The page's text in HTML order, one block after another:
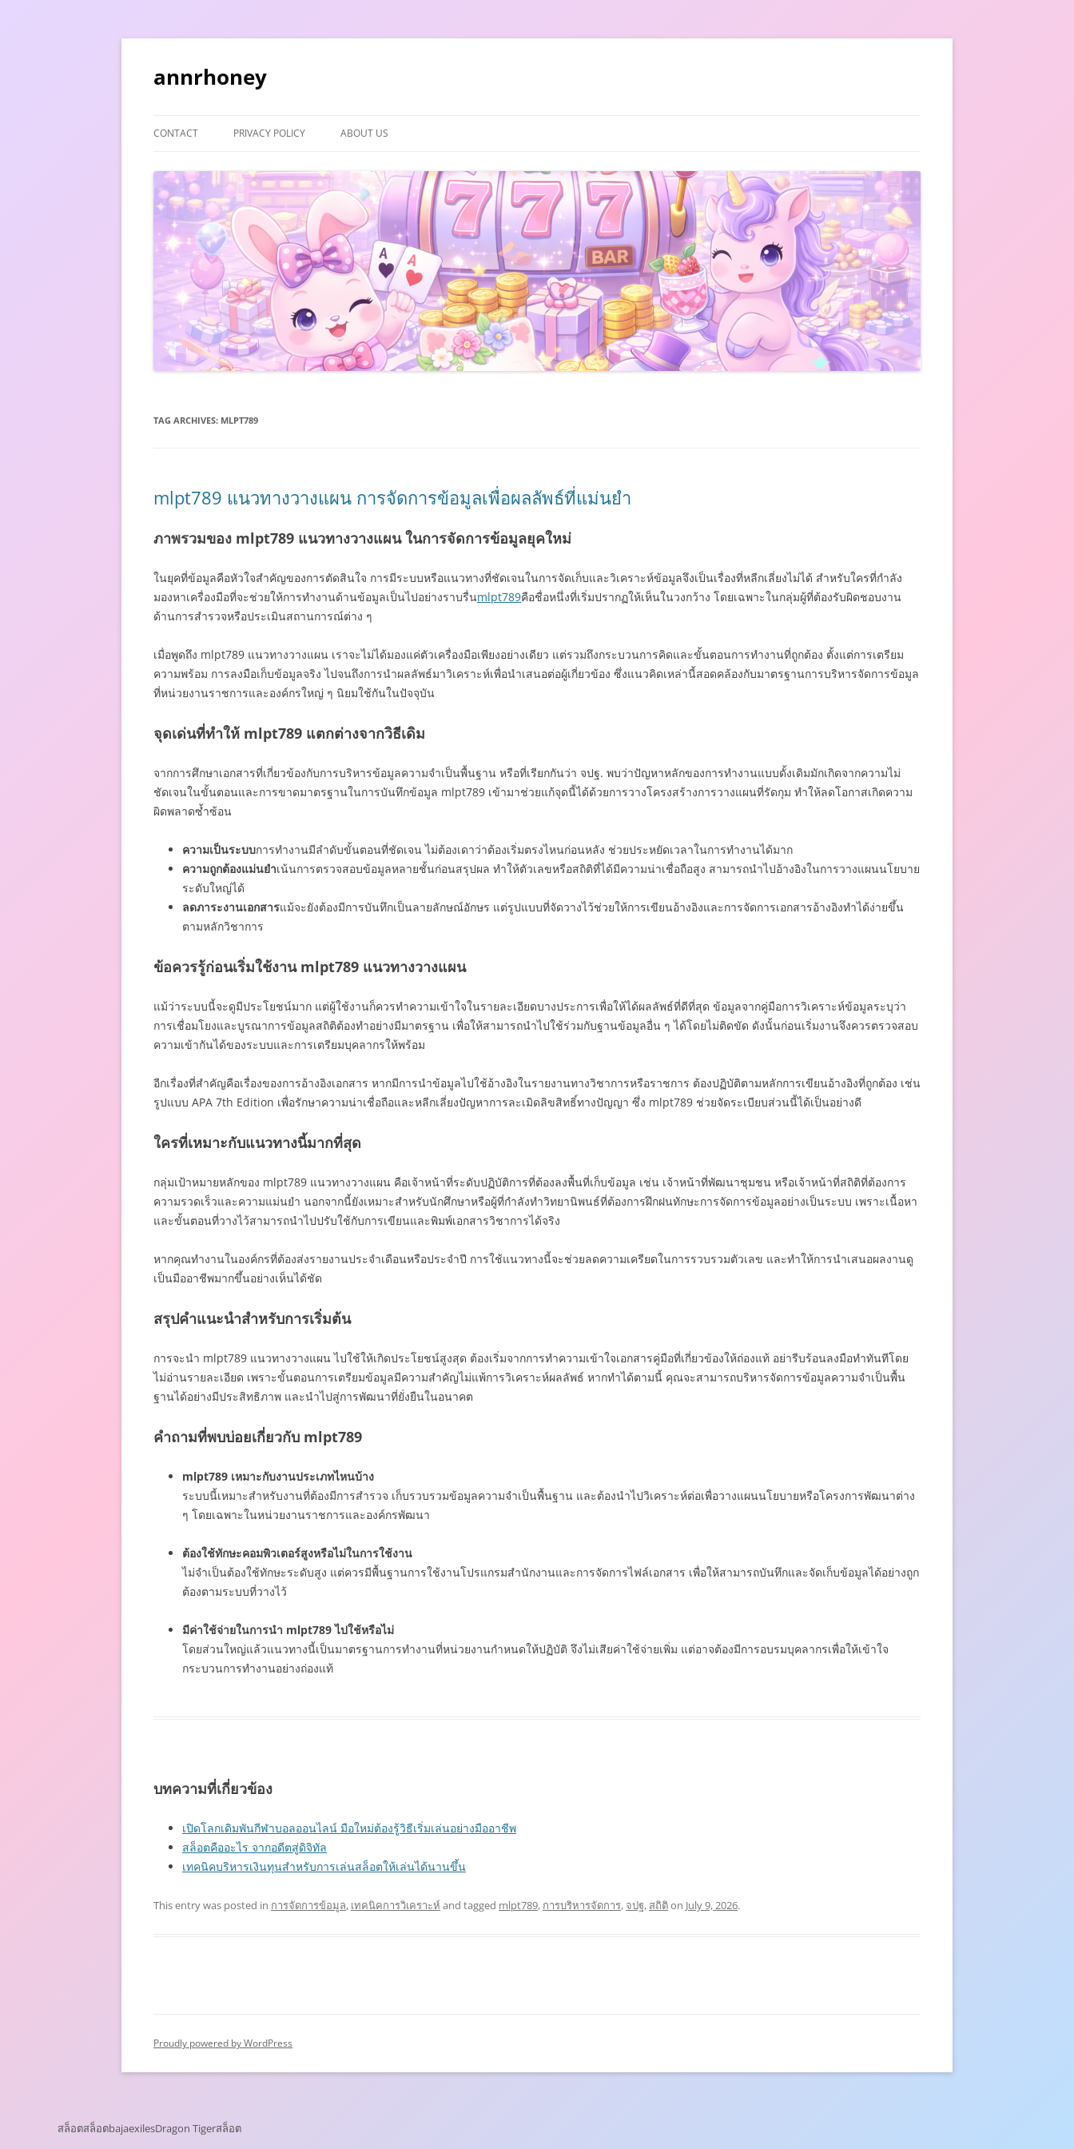
Skip
annrhoney
CONTACT PRIVACY POLICY ABOUT US
TAG ARCHIVES: MLPT789
mlpt789 แนวทางวางแผน การจัดการข้อมูลเพื่อผลลัพธ์ที่แม่นยำ
ภาพรวมของ mlpt789 แนวทางวางแผน ในการจัดการข้อมูลยุคใหม่
ในยุคที่ข้อมูลคือหัวใจสำคัญของการตัดสินใจ การมีระบบหรือแนวทางที่ชัดเจนในการจัดเก็บและวิเคราะห์ข้อมูลจึงเป็นเรื่องที่หลีกเลี่ยงไม่ได้ สำหรับใครที่กำลัง
มองหาเครื่องมือที่จะช่วยให้การทำงานด้านข้อมูลเป็นไปอย่างราบรื่นmlpt789คือชื่อหนึ่งที่เริ่มปรากฏให้เห็นในวงกว้าง โดยเฉพาะในกลุ่มผู้ที่ต้องรับผิดชอบงาน
ด้านการสำรวจหรือประเมินสถานการณ์ต่าง ๆ
เมื่อพูดถึง mlpt789 แนวทางวางแผน เราจะไม่ได้มองแค่ตัวเครื่องมือเพียงอย่างเดียว แต่รวมถึงกระบวนการคิดและขั้นตอนการทำงานที่ถูกต้อง ตั้งแต่การเตรียม
ความพร้อม การลงมือเก็บข้อมูลจริง ไปจนถึงการนำผลลัพธ์มาวิเคราะห์เพื่อนำเสนอต่อผู้เกี่ยวข้อง ซึ่งแนวคิดเหล่านี้สอดคล้องกับมาตรฐานการบริหารจัดการข้อมูล
ที่หน่วยงานราชการและองค์กรใหญ่ ๆ นิยมใช้กันในปัจจุบัน
จุดเด่นที่ทำให้ mlpt789 แตกต่างจากวิธีเดิม
จากการศึกษาเอกสารที่เกี่ยวข้องกับการบริหารข้อมูลความจำเป็นพื้นฐาน หรือที่เรียกกันว่า จปฐ. พบว่าปัญหาหลักของการทำงานแบบดั้งเดิมมักเกิดจากความไม่
ชัดเจนในขั้นตอนและการขาดมาตรฐานในการบันทึกข้อมูล mlpt789 เข้ามาช่วยแก้จุดนี้ได้ด้วยการวางโครงสร้างการวางแผนที่รัดกุม ทำให้ลดโอกาสเกิดความ
ผิดพลาดซ้ำซ้อน
ความเป็นระบบการทำงานมีลำดับขั้นตอนที่ชัดเจน ไม่ต้องเดาว่าต้องเริ่มตรงไหนก่อนหลัง ช่วยประหยัดเวลาในการทำงานได้มาก
ความถูกต้องแม่นยำเน้นการตรวจสอบข้อมูลหลายชั้นก่อนสรุปผล ทำให้ตัวเลขหรือสถิติที่ได้มีความน่าเชื่อถือสูง สามารถนำไปอ้างอิงในการวางแผนนโยบาย
ระดับใหญ่ได้
ลดภาระงานเอกสารแม้จะยังต้องมีการบันทึกเป็นลายลักษณ์อักษร แต่รูปแบบที่จัดวางไว้ช่วยให้การเขียนอ้างอิงและการจัดการเอกสารอ้างอิงทำได้ง่ายขึ้น
ตามหลักวิชาการ
ข้อควรรู้ก่อนเริ่มใช้งาน mlpt789 แนวทางวางแผน
แม้ว่าระบบนี้จะดูมีประโยชน์มาก แต่ผู้ใช้งานก็ควรทำความเข้าใจในรายละเอียดบางประการเพื่อให้ได้ผลลัพธ์ที่ดีที่สุด ข้อมูลจากคู่มือการวิเคราะห์ข้อมูลระบุว่า
การเชื่อมโยงและบูรณาการข้อมูลสถิติต้องทำอย่างมีมาตรฐาน เพื่อให้สามารถนำไปใช้ร่วมกับฐานข้อมูลอื่น ๆ ได้โดยไม่ติดขัด ดังนั้นก่อนเริ่มงานจึงควรตรวจสอบ
ความเข้ากันได้ของระบบและการเตรียมบุคลากรให้พร้อม
อีกเรื่องที่สำคัญคือเรื่องของการอ้างอิงเอกสาร หากมีการนำข้อมูลไปใช้อ้างอิงในรายงานทางวิชาการหรือราชการ ต้องปฏิบัติตามหลักการเขียนอ้างอิงที่ถูกต้อง เช่น
รูปแบบ APA 7th Edition เพื่อรักษาความน่าเชื่อถือและหลีกเลี่ยงปัญหาการละเมิดลิขสิทธิ์ทางปัญญา ซึ่ง mlpt789 ช่วยจัดระเบียบส่วนนี้ได้เป็นอย่างดี
ใครที่เหมาะกับแนวทางนี้มากที่สุด
กลุ่มเป้าหมายหลักของ mlpt789 แนวทางวางแผน คือเจ้าหน้าที่ระดับปฏิบัติการที่ต้องลงพื้นที่เก็บข้อมูล เช่น เจ้าหน้าที่พัฒนาชุมชน หรือเจ้าหน้าที่สถิติที่ต้องการ
ความรวดเร็วและความแม่นยำ นอกจากนี้ยังเหมาะสำหรับนักศึกษาหรือผู้ที่กำลังทำวิทยานิพนธ์ที่ต้องการฝึกฝนทักษะการจัดการข้อมูลอย่างเป็นระบบ เพราะเนื้อหา
และขั้นตอนที่วางไว้สามารถนำไปปรับใช้กับการเขียนและพิมพ์เอกสารวิชาการได้จริง
หากคุณทำงานในองค์กรที่ต้องส่งรายงานประจำเดือนหรือประจำปี การใช้แนวทางนี้จะช่วยลดความเครียดในการรวบรวมตัวเลข และทำให้การนำเสนอผลงานดู
เป็นมืออาชีพมากขึ้นอย่างเห็นได้ชัด
สรุปคำแนะนำสำหรับการเริ่มต้น
การจะนำ mlpt789 แนวทางวางแผน ไปใช้ให้เกิดประโยชน์สูงสุด ต้องเริ่มจากการทำความเข้าใจเอกสารคู่มือที่เกี่ยวข้องให้ถ่องแท้ อย่ารีบร้อนลงมือทำทันทีโดย
ไม่อ่านรายละเอียด เพราะขั้นตอนการเตรียมข้อมูลมีความสำคัญไม่แพ้การวิเคราะห์ผลลัพธ์ หากทำได้ตามนี้ คุณจะสามารถบริหารจัดการข้อมูลความจำเป็นพื้น
ฐานได้อย่างมีประสิทธิภาพ และนำไปสู่การพัฒนาที่ยั่งยืนในอนาคต
คำถามที่พบบ่อยเกี่ยวกับ mlpt789
mlpt789 เหมาะกับงานประเภทไหนบ้าง
ระบบนี้เหมาะสำหรับงานที่ต้องมีการสำรวจ เก็บรวบรวมข้อมูลความจำเป็นพื้นฐาน และต้องนำไปวิเคราะห์ต่อเพื่อวางแผนนโยบายหรือโครงการพัฒนาต่าง
ๆ โดยเฉพาะในหน่วยงานราชการและองค์กรพัฒนา
ต้องใช้ทักษะคอมพิวเตอร์สูงหรือไม่ในการใช้งาน
ไม่จำเป็นต้องใช้ทักษะระดับสูง แต่ควรมีพื้นฐานการใช้งานโปรแกรมสำนักงานและการจัดการไฟล์เอกสาร เพื่อให้สามารถบันทึกและจัดเก็บข้อมูลได้อย่างถูก
ต้องตามระบบที่วางไว้
มีค่าใช้จ่ายในการนำ mlpt789 ไปใช้หรือไม่
โดยส่วนใหญ่แล้วแนวทางนี้เป็นมาตรฐานการทำงานที่หน่วยงานกำหนดให้ปฏิบัติ จึงไม่เสียค่าใช้จ่ายเพิ่ม แต่อาจต้องมีการอบรมบุคลากรเพื่อให้เข้าใจ
กระบวนการทำงานอย่างถ่องแท้
บทความที่เกี่ยวข้อง
เปิดโลกเดิมพันกีฬาบอลออนไลน์ มือใหม่ต้องรู้วิธีเริ่มเล่นอย่างมืออาชีพ
สล็อตคืออะไร จากอดีตสู่ดิจิทัล
เทคนิคบริหารเงินทุนสำหรับการเล่นสล็อตให้เล่นได้นานขึ้น
This entry was posted in การจัดการข้อมูล, เทคนิคการวิเคราะห์ and tagged mlpt789, การบริหารจัดการ, จปฐ, สถิติon July 9, 2026.
Proudly powered by WordPress
สล็อตสล็อตbajaexilesDragon Tigerสล็อต